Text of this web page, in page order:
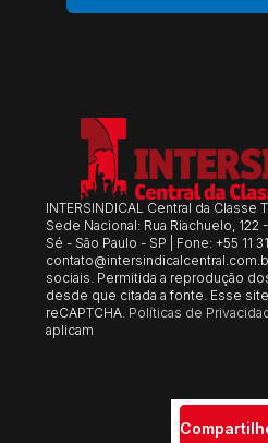
INTERSINDICAL Central da Classe
Sede Nacional: Rua Riachuelo, 122
Sé - São Paulo - SP | Fone: +55 11
sociais. Permitida a reprodução
desde que citada a fonte. Esse
reCAPTCHA. Políticas de
aplicam